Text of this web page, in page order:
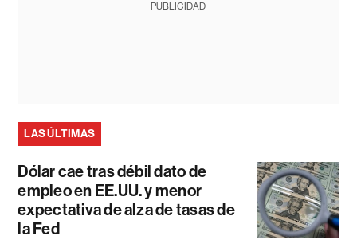
PUBLICIDAD
LAS ÚLTIMAS
Dólar cae tras débil dato de
empleo en EE.UU. y menor
expectativa de alza de tasas de
la Fed